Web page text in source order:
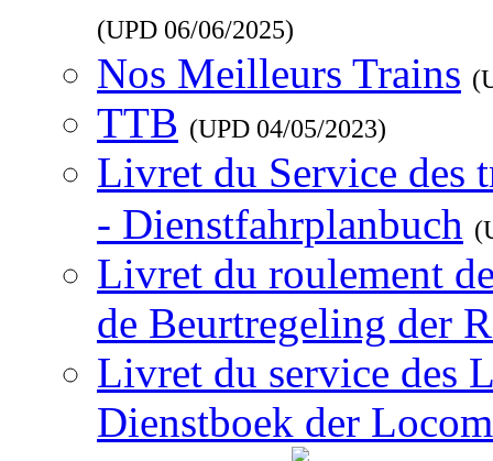
(UPD 06/06/2025)
Nos Meilleurs Trains
TTB (UPD 04/05/2023)
Livret du Service des
- Dienstfahrplanbuch
Livret du roulement
de Beurtregeling der
Livret du service des
Dienstboek der